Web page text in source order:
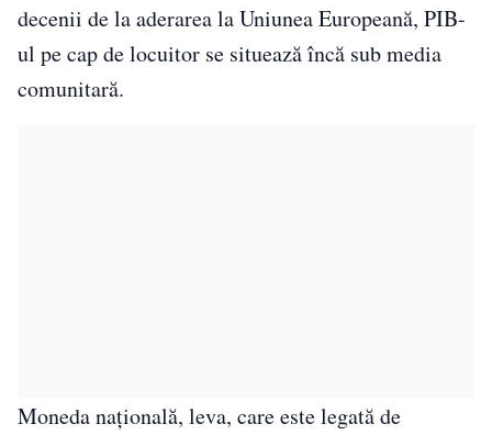
decenii de la aderarea la Uniunea Europeană, PIB-
ul pe cap de locuitor se situează încă sub media
comunitară.
Moneda națională, leva, care este legată de